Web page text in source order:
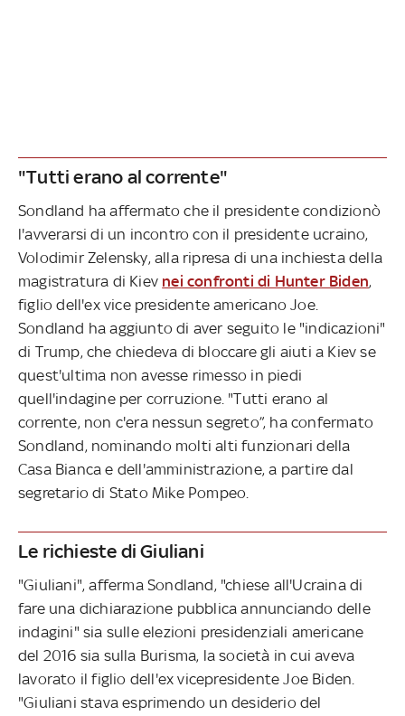
"Tutti erano al corrente"
Sondland ha affermato che il presidente condizionò
l'avverarsi di un incontro con il presidente ucraino,
Volodimir Zelensky, alla ripresa di una inchiesta della
magistratura di Kiev nei confronti di Hunter Biden,
figlio dell'ex vice presidente americano Joe.
Sondland ha aggiunto di aver seguito le "indicazioni"
di Trump, che chiedeva di bloccare gli aiuti a Kiev se
quest'ultima non avesse rimesso in piedi
quell'indagine per corruzione. "Tutti erano al
corrente, non c'era nessun segreto”, ha confermato
Sondland, nominando molti alti funzionari della
Casa Bianca e dell'amministrazione, a partire dal
segretario di Stato Mike Pompeo.
Le richieste di Giuliani
"Giuliani", afferma Sondland, "chiese all'Ucraina di
fare una dichiarazione pubblica annunciando delle
indagini" sia sulle elezioni presidenziali americane
del 2016 sia sulla Burisma, la società in cui aveva
lavorato il figlio dell'ex vicepresidente Joe Biden.
"Giuliani stava esprimendo un desiderio del